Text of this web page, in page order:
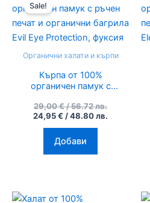
Sale!
Органични халати и кърпи
Кърпа от 100%
органичен памук с
органични багрила
Evil Eye Protection,
фуксия
29,00€/ 56.72 лв.
was:
29,00 €
/
56.72
24,95€ / 48.80 лв.
е:
24,95 €
/
48.80
Добави
Текущата